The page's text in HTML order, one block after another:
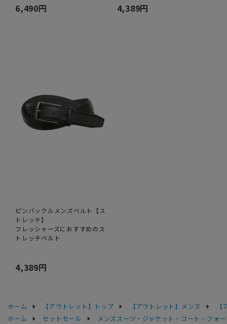
6,490円 4,389円
ピンバックルメンズベルト【ス
トレッチ】
フレッシャーズにおすすめのス
トレッチベルト
4,389円
ホーム 【アウトレット】トップ 【アウトレット】メンズ
ホーム
セットセール
メンズスーツ・ジャケット・コート・フォ